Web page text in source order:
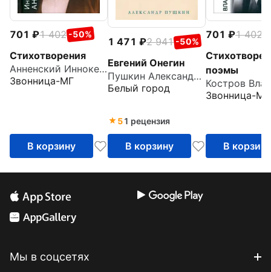
701 1 402 -50%
Стихотворения
Анненский Иннокентий Федорович
Звонница-МГ
В корзину
1 471 2 941 -50%
Евгений Онегин
Пушкин Александр Сергеевич
Белый город
51 рецензия
В корзину
701 1 402
поэмы
Звонница-МГ
В корзину
Мы в соцсетях